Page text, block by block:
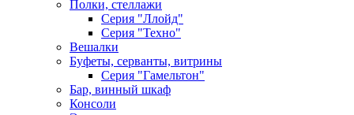
Полки, стеллажи
Серия "Ллойд"
Серия "Техно"
Вешалки
Буфеты, серванты, витрины
Серия "Гамельтон"
Бар, винный шкаф
Консоли